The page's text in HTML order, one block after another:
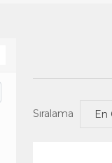
Sıralama